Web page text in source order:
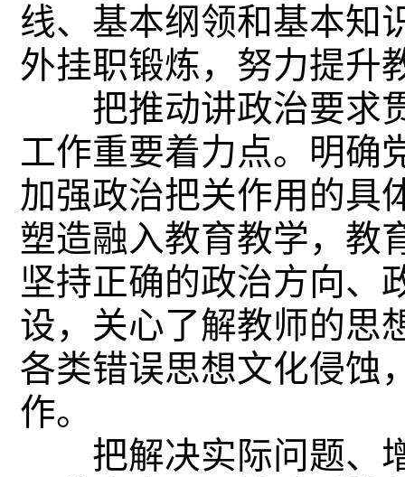
线、基本纲领和基本知
外挂职锻炼，努力提升
把推动讲政治要求贯
工作重要着力点。明确
加强政治把关作用的具
塑造融入教育教学，教
坚持正确的政治方向、
设，关心了解教师的思
各类错误思想文化侵蚀
作。
把解决实际问题、增